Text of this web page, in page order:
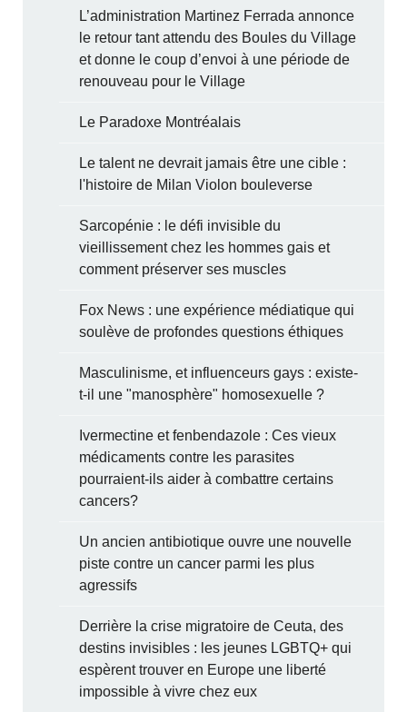
L’administration Martinez Ferrada annonce
le retour tant attendu des Boules du Village
et donne le coup d’envoi à une période de
renouveau pour le Village
Le Paradoxe Montréalais
Le talent ne devrait jamais être une cible :
l'histoire de Milan Violon bouleverse
Sarcopénie : le défi invisible du
vieillissement chez les hommes gais et
comment préserver ses muscles
Fox News : une expérience médiatique qui
soulève de profondes questions éthiques
Masculinisme, et influenceurs gays : existe-
t-il une "manosphère" homosexuelle ?
Ivermectine et fenbendazole : Ces vieux
médicaments contre les parasites
pourraient-ils aider à combattre certains
cancers?
Un ancien antibiotique ouvre une nouvelle
piste contre un cancer parmi les plus
agressifs
Derrière la crise migratoire de Ceuta, des
destins invisibles : les jeunes LGBTQ+ qui
espèrent trouver en Europe une liberté
impossible à vivre chez eux